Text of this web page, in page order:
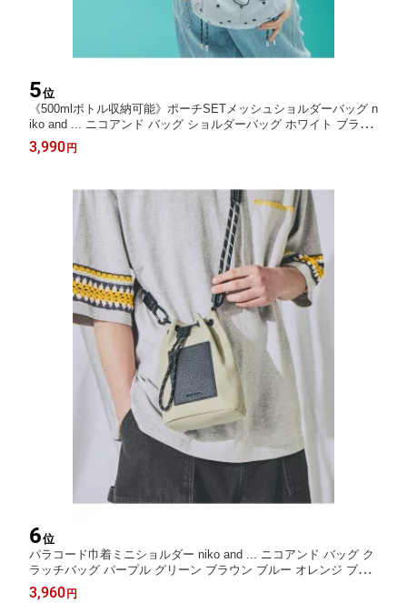
5位
《500mlボトル収納可能》ポーチSETメッシュショルダーバッグ n
iko and ... ニコアンド バッグ ショルダーバッグ ホワイト ブラッ
ク【送料無料】[Rakuten Fashion]
3,990 円
6位
パラコード巾着ミニショルダー niko and ... ニコアンド バッグ ク
ラッチバッグ パープル グリーン ブラウン ブルー オレンジ ブラ
ック ネイビー グレー[Rakuten Fashion]
3,960 円